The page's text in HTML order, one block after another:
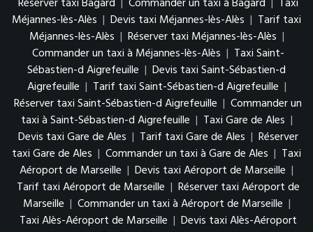
Méjannes-lès-Alès | Devis taxi Méjannes-lès-Alès | Tarif taxi
Méjannes-lès-Alès | Réserver taxi Méjannes-lès-Alès |
Commander un taxi à Méjannes-lès-Alès | Taxi Saint-
Sébastien-d Aigrefeuille | Devis taxi Saint-Sébastien-d
Aigrefeuille | Tarif taxi Saint-Sébastien-d Aigrefeuille |
Réserver taxi Saint-Sébastien-d Aigrefeuille | Commander un
taxi à Saint-Sébastien-d Aigrefeuille | Taxi Gare de Ales |
Devis taxi Gare de Ales | Tarif taxi Gare de Ales | Réserver
taxi Gare de Ales | Commander un taxi à Gare de Ales | Taxi
Aéroport de Marseille | Devis taxi Aéroport de Marseille |
Tarif taxi Aéroport de Marseille | Réserver taxi Aéroport de
Marseille | Commander un taxi à Aéroport de Marseille |
Taxi Alès-Aéroport de Marseille | Devis taxi Alès-Aéroport